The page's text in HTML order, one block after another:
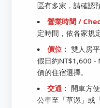
區有多家，請確認
營業時間 /
定時間，依各家規定
價位： 雙人房
假日約NT$1,600 -
價的住宿選擇。
交通： 開車方
公車至「草漯」或